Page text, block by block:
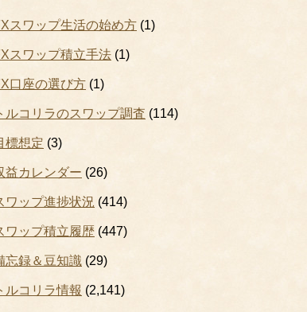
スワップ生活の始め方 (1)
スワップ積立手法 (1)
口座の選び方 (1)
ルコリラのスワップ調査 (114)
標想定 (3)
益カレンダー (26)
ワップ進捗状況 (414)
ワップ積立履歴 (447)
忘録＆豆知識 (29)
ルコリラ情報 (2,141)